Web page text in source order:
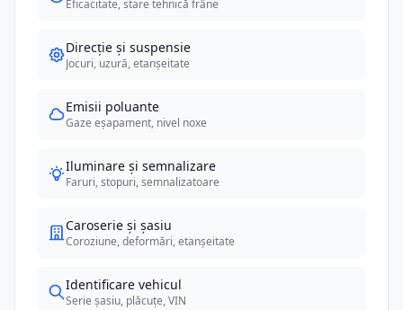
Eficacitate, stare tehnică frâne
Direcție și suspensie
Jocuri, uzură, etanșeitate
Emisii poluante
Gaze eșapament, nivel noxe
Iluminare și semnalizare
Faruri, stopuri, semnalizatoare
Caroserie și șasiu
Coroziune, deformări, etanșeitate
Identificare vehicul
Serie șasiu, plăcuțe, VIN